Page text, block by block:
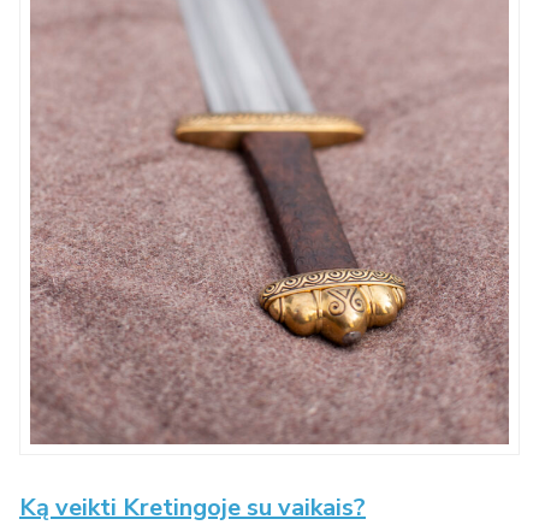
Ką veikti Kretingoje su vaikais?